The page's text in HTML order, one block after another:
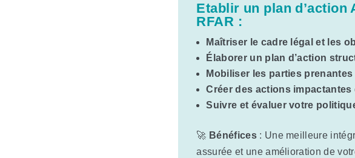
Etablir un plan d’action
RFAR :
Maîtriser le cadre légal et les
Élaborer un plan d’action
Mobiliser les parties
Créer des actions impactantes
Suivre et évaluer votre
🚀 Bénéfices: Une meilleure
assurée et une amélioration de